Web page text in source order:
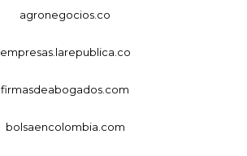
agronegocios.co
empresas.larepublica.co
firmasdeabogados.com
bolsaencolombia.com